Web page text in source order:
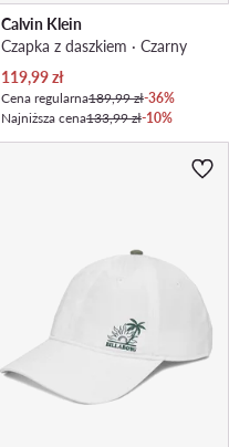
Calvin Klein
Czapka z daszkiem · Czarny
Aktualna cena
119,99zł
Cena regularna189,99 zł-36%
Najniższa cena133,99 zł-10%